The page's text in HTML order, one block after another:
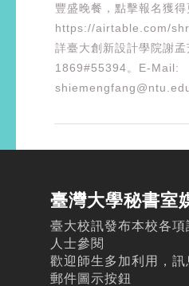
豐盛晚餐，點擊報名獲得
https://airtable.com/
詳臺大創新設計學院謝
1869#55394。E-Mail:
臺灣大學秘書室
臺大校訊發布本校各
人士參閱
歡迎師生多加利用，
郵件圖示按鈕